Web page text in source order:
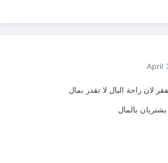
April
لان راحة البال لا تقدر بمال
بالمال